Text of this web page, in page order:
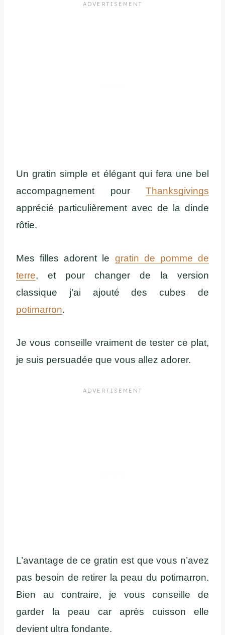
Un gratin simple et élégant qui fera une bel
accompagnement pour Thanksgivings
apprécié particulièrement avec de la dinde
rôtie.
Mes filles adorent le gratin de pomme de
terre, et pour changer de la version
classique j’ai ajouté des cubes de
potimarron.
Je vous conseille vraiment de tester ce plat,
je suis persuadée que vous allez adorer.
L’avantage de ce gratin est que vous n’avez
pas besoin de retirer la peau du potimarron.
Bien au contraire, je vous conseille de
garder la peau car après cuisson elle
devient ultra fondante.